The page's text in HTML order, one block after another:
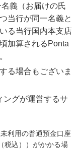
義（お届けの氏
当行が同一名義と
る当行国内本支店
加算されるPonta
る場合もございま
ングが運営するサ
利用の普通預金口座
税込））がかかる場